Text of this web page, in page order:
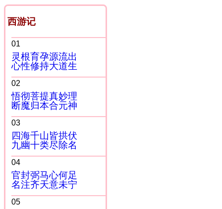
西游记
01
灵根育孕源流出
心性修持大道生
02
悟彻菩提真妙理
断魔归本合元神
03
四海千山皆拱伏
九幽十类尽除名
04
官封弼马心何足
名注齐天意未宁
05